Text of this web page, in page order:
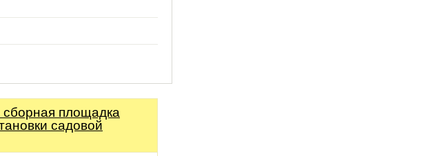
сборная площадка
садовой